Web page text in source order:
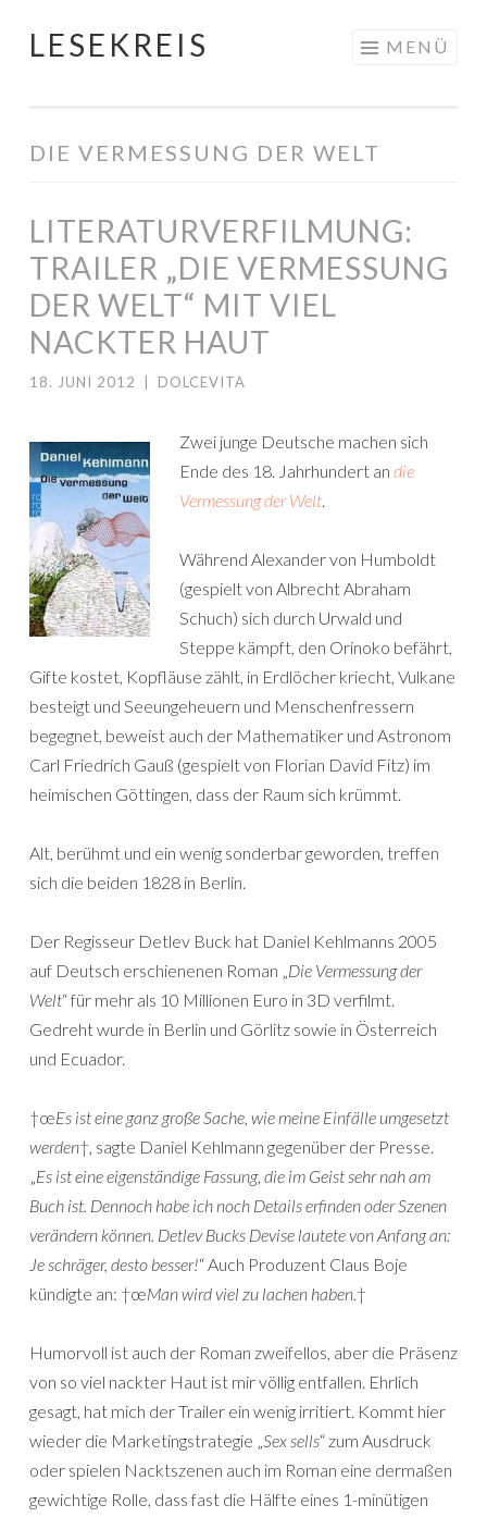
Springe
LESEKREIS MENÜ
DIE VERMESSUNG DER WELT
LITERATURVERFILMUNG:
TRAILER „DIE VERMESSUNG
DER WELT“ MIT VIEL
NACKTER HAUT
18. JUNI 2012 DOLCEVITA
Zwei junge Deutsche machen sich
Ende des 18. Jahrhundert an die
Vermessung der Welt.
Während Alexander von Humboldt
(gespielt von Albrecht Abraham
Schuch) sich durch Urwald und
Steppe kämpft, den Orinoko befährt,
Gifte kostet, Kopfläuse zählt, in Erdlöcher kriecht, Vulkane
besteigt und Seeungeheuern und Menschenfressern
begegnet, beweist auch der Mathematiker und Astronom
Carl Friedrich Gauß (gespielt von Florian David Fitz) im
heimischen Göttingen, dass der Raum sich krümmt.
Alt, berühmt und ein wenig sonderbar geworden, treffen
sich die beiden 1828 in Berlin.
Der Regisseur Detlev Buck hat Daniel Kehlmanns 2005
auf Deutsch erschienenen Roman „Die Vermessung der
Welt“ für mehr als 10 Millionen Euro in 3D verfilmt.
Gedreht wurde in Berlin und Görlitz sowie in Österreich
und Ecuador.
†œEs ist eine ganz große Sache, wie meine Einfälle umgesetzt
werden†, sagte Daniel Kehlmann gegenüber der Presse.
„Es ist eine eigenständige Fassung, die im Geist sehr nah am
Buch ist. Dennoch habe ich noch Details erfinden oder Szenen
verändern können. Detlev Bucks Devise lautete von Anfang an:
Je schräger, desto besser!“ Auch Produzent Claus Boje
kündigte an: †œMan wird viel zu lachen haben.†
Humorvoll ist auch der Roman zweifellos, aber die Präsenz
von so viel nackter Haut ist mir völlig entfallen. Ehrlich
gesagt, hat mich der Trailer ein wenig irritiert. Kommt hier
wieder die Marketingstrategie „Sex sells“ zum Ausdruck
oder spielen Nacktszenen auch im Roman eine dermaßen
gewichtige Rolle, dass fast die Hälfte eines 1-minütigen